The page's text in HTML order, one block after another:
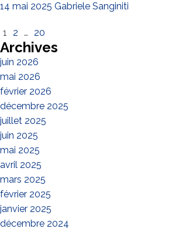
14 mai 2025 Gabriele Sanginiti
1 2 … 20
Archives
juin 2026
mai 2026
février 2026
décembre 2025
juillet 2025
juin 2025
mai 2025
avril 2025
mars 2025
février 2025
janvier 2025
décembre 2024